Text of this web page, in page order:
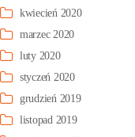
kwiecień 2020
marzec 2020
luty 2020
styczeń 2020
grudzień 2019
listopad 2019